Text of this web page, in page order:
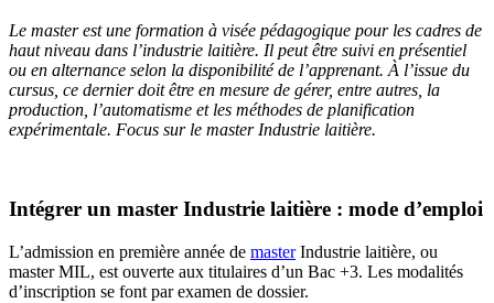
Le master est une formation à visée pédagogique pour les cadres de
haut niveau dans l’industrie laitière. Il peut être suivi en présentiel
ou en alternance selon la disponibilité de l’apprenant. À l’issue du
cursus, ce dernier doit être en mesure de gérer, entre autres, la
production, l’automatisme et les méthodes de planification
expérimentale. Focus sur le master Industrie laitière.
Intégrer un master Industrie laitière : mode d’emploi
L’admission en première année de masterIndustrie laitière, ou
master MIL, est ouverte aux titulaires d’un Bac +3. Les modalités
d’inscription se font par examen de dossier.